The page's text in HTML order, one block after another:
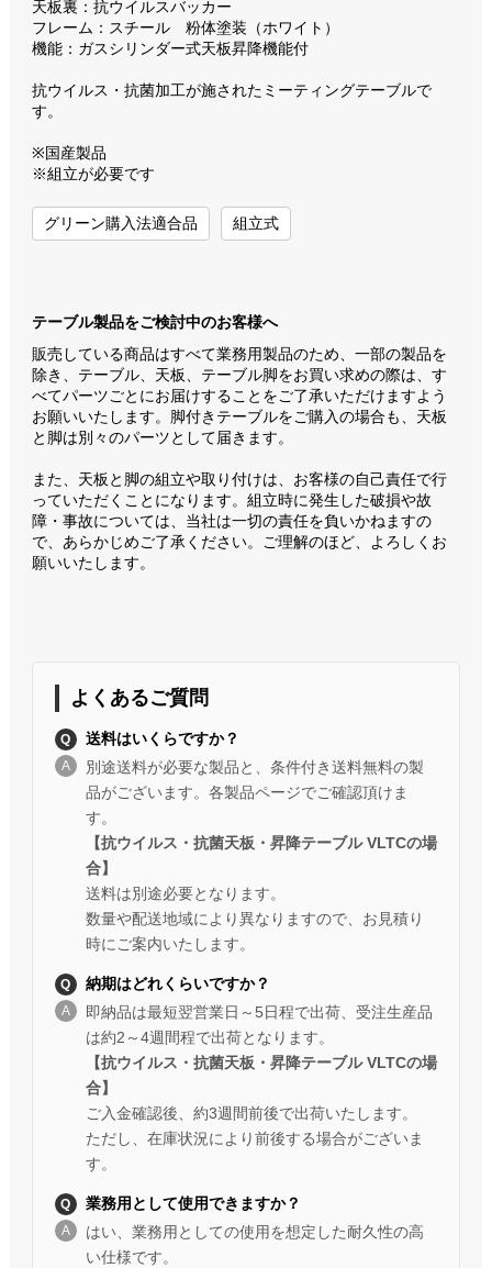
天板裏：抗ウイルスバッカー
フレーム：スチール 粉体塗装（ホワイト）
機能：ガスシリンダー式天板昇降機能付
抗ウイルス・抗菌加工が施されたミーティングテーブルで
す。
※国産製品
※組立が必要です
グリーン購入法適合品 組立式
テーブル製品をご検討中のお客様へ
販売している商品はすべて業務用製品のため、一部の製品を
除き、テーブル、天板、テーブル脚をお買い求めの際は、す
べてパーツごとにお届けすることをご了承いただけますよう
お願いいたします。脚付きテーブルをご購入の場合も、天板
と脚は別々のパーツとして届きます。
また、天板と脚の組立や取り付けは、お客様の自己責任で行
っていただくことになります。組立時に発生した破損や故
障・事故については、当社は一切の責任を負いかねますの
で、あらかじめご了承ください。ご理解のほど、よろしくお
願いいたします。
よくあるご質問
送料はいくらですか？
別途送料が必要な製品と、条件付き送料無料の製
品がございます。各製品ページでご確認頂けま
す。
【抗ウイルス・抗菌天板・昇降テーブル VLTCの場
合】
送料は別途必要となります。
数量や配送地域により異なりますので、お見積り
時にご案内いたします。
納期はどれくらいですか？
即納品は最短翌営業日～5日程で出荷、受注生産品
は約2～4週間程で出荷となります。
【抗ウイルス・抗菌天板・昇降テーブル VLTCの場
合】
ご入金確認後、約3週間前後で出荷いたします。
ただし、在庫状況により前後する場合がございま
す。
業務用として使用できますか？
はい、業務用としての使用を想定した耐久性の高
い仕様です。